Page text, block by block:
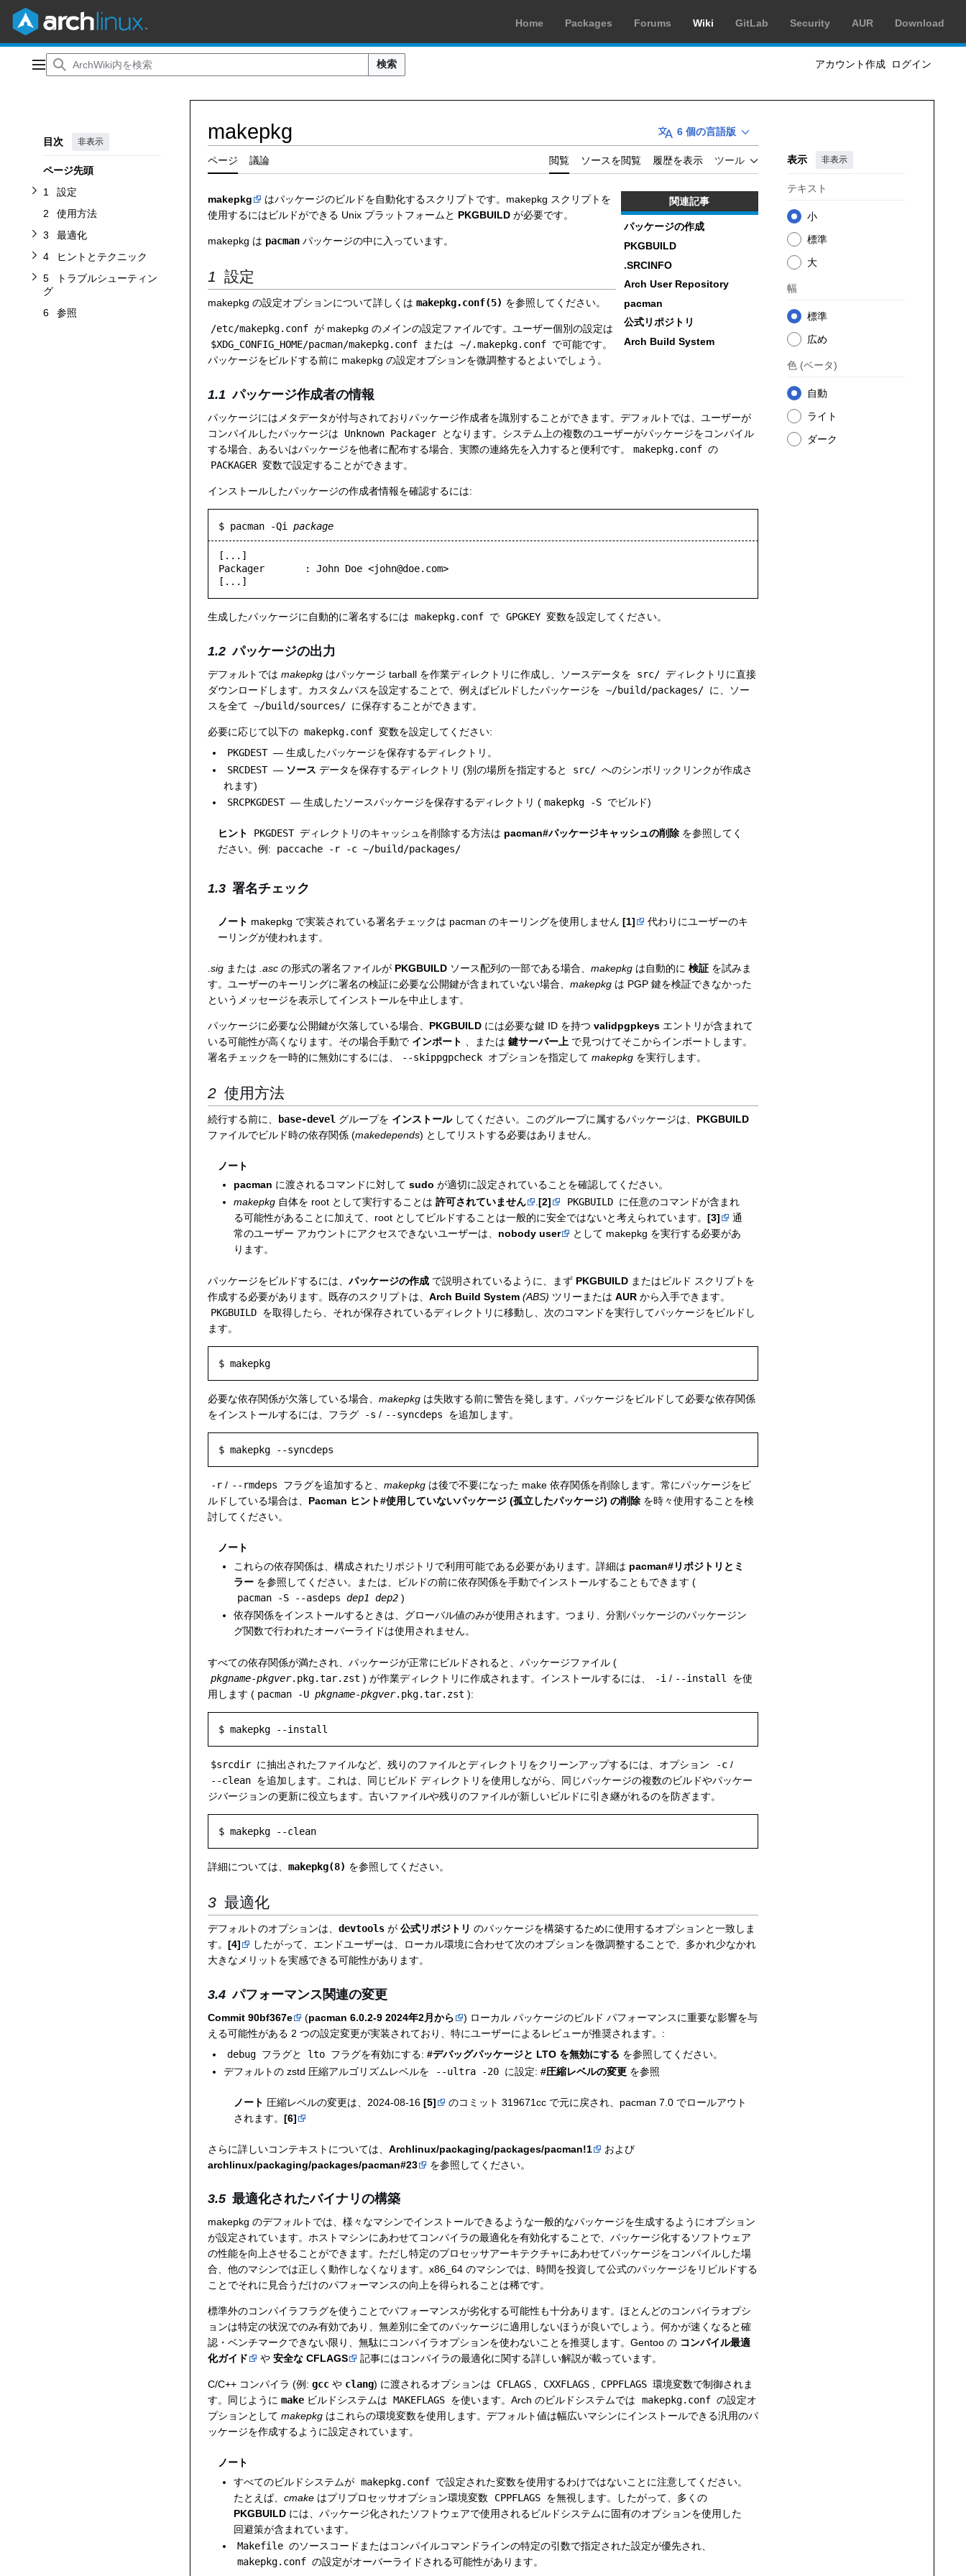
Home Packages Forums Wiki GitLab Security AUR Download
メインメニュー 検索 アカウント作成 ログイン
目次 非表示
ページ先頭
1
設定
設定サブセクションを切り替えます
2
使用方法
3
最適化
最適化サブセクションを切り替えます
4 ヒントとテクニック
ヒントとテクニックサブセクションを切り替えます
5
トラブルシューティン
グ
トラブルシューティングサブセクションを切り替えます
6 参照
makepkg 6 個の言語版
ページ 議論 閲覧 ソースを閲覧 履歴を表示 ツール 表示 非表示
テキスト
小
標準
大
幅
標準
広め
色 (ベータ)
自動
ライト
ダーク
関連記事
パッケージの作成
PKGBUILD
.SRCINFO
Arch User Repository
pacman
公式リポジトリ
Arch Build System
makepkg
はパッケージのビルドを自動化するスクリプトです。makepkg スクリプトを
使用するにはビルドができる Unix プラットフォームと PKGBUILD が必要です。
makepkg は pacman パッケージの中に入っています。
設定
makepkg の設定オプションについて詳しくは makepkg.conf(5) を参照してください。
/etc/makepkg.conf が makepkg のメインの設定ファイルです。ユーザー個別の設定は
$XDG_CONFIG_HOME/pacman/makepkg.conf
または ~/.makepkg.conf で可能です。
パッケージをビルドする前に makepkg の設定オプションを微調整するとよいでしょう。
パッケージ作成者の情報
パッケージにはメタデータが付与されておりパッケージ作成者を識別することができます。デフォルトでは、ユーザーが
コンパイルしたパッケージは
Unknown Packager
となります。システム上の複数のユーザーがパッケージをコンパイル
する場合、あるいはパッケージを他者に配布する場合、実際の連絡先を入力すると便利です。
makepkg.conf の
PACKAGER 変数で設定することができます。
インストールしたパッケージの作成者情報を確認するには:
$ pacman -Qi package
[...]
Packager       : John Doe <john@doe.com>
生成したパッケージに自動的に署名するには makepkg.conf で GPGKEY 変数を設定してください。
パッケージの出力
デフォルトでは makepkg はパッケージ tarball を作業ディレクトリに作成し、ソースデータを src/ ディレクトリに直接
ダウンロードします。カスタムパスを設定することで、例えばビルドしたパッケージを ~/build/packages/ に、ソー
スを全て ~/build/sources/ に保存することができます。
必要に応じて以下の makepkg.conf 変数を設定してください:
PKGDEST — 生成したパッケージを保存するディレクトリ。
SRCDEST — ソース データを保存するディレクトリ (別の場所を指定すると src/ へのシンボリックリンクが作成さ
れます)
SRCPKGDEST — 生成したソースパッケージを保存するディレクトリ ( makepkg -S でビルド)
ヒント PKGDEST ディレクトリのキャッシュを削除する方法は pacman#パッケージキャッシュの削除 を参照してく
ださい。例:
paccache -r -c ~/build/packages/
署名チェック
ノート makepkg で実装されている署名チェックは pacman のキーリングを使用しません [1]
代わりにユーザーのキ
ーリングが使われます。
.sig または .asc の形式の署名ファイルが PKGBUILD ソース配列の一部である場合、 makepkg は自動的に 検証 を試みま
す。ユーザーのキーリングに署名の検証に必要な公開鍵が含まれていない場合、 makepkg は PGP 鍵を検証できなかった
というメッセージを表示してインストールを中止します。
パッケージに必要な公開鍵が欠落している場合、 PKGBUILD には必要な鍵 ID を持つ validpgpkeys エントリが含まれて
いる可能性が高くなります。その場合手動で インポート 、または 鍵サーバー上 で見つけてそこからインポートします。
署名チェックを一時的に無効にするには、
--skippgpcheck オプションを指定してmakepkg を実行します。
使用方法
続行する前に、 base-devel グループを インストールしてください。このグループに属するパッケージは、 PKGBUILD
ファイルでビルド時の依存関係 (makedepends) としてリストする必要はありません。
ノート
pacman に渡されるコマンドに対してsudo が適切に設定されていることを確認してください。
makepkg 自体を root として実行することは許可されていません .[2] PKGBUILD に任意のコマンドが含まれ
る可能性があることに加えて、root としてビルドすることは一般的に安全ではないと考えられています。[3]
通
常のユーザー アカウントにアクセスできないユーザーは、 nobody user
として makepkg を実行する必要があ
ります。
パッケージをビルドするには、 パッケージの作成 で説明されているように、まず PKGBUILD またはビルド スクリプトを
作成する必要があります。既存のスクリプトは、 Arch Build System (ABS) ツリーまたは AUR から入手できます。
PKGBUILD を取得したら、それが保存されているディレクトリに移動し、次のコマンドを実行してパッケージをビルドし
ます。
必要な依存関係が欠落している場合、 makepkg は失敗する前に警告を発します。パッケージをビルドして必要な依存関係
をインストールするには、フラグ
-s / --syncdeps を追加します。
-r / --rmdeps フラグを追加すると、 makepkgは後で不要になった make 依存関係を削除します。常にパッケージをビ
ルドしている場合は、 Pacman ヒント#使用していないパッケージ (孤立したパッケージ) の削除 を時々使用することを検
討してください。
ノート
これらの依存関係は、構成されたリポジトリで利用可能である必要があります。詳細は pacman#リポジトリとミ
ラー を参照してください。または、ビルドの前に依存関係を手動でインストールすることもできます (
pacman -S --asdeps dep1 dep2 )
依存関係をインストールするときは、グローバル値のみが使用されます。つまり、分割パッケージのパッケージン
グ関数で行われたオーバーライドは使用されません。
すべての依存関係が満たされ、パッケージが正常にビルドされると、パッケージファイル (
pkgname-pkgver.pkg.tar.zst ) が作業ディレクトリに作成されます。インストールするには、 -i / --install
を使
用します ( pacman -Upkgname-pkgver.pkg.tar.zst ):
$srcdir に抽出されたファイルなど、残りのファイルとディレクトリをクリーンアップするには、オプション -c /
--clean を追加します。これは、同じビルド ディレクトリを使用しながら、同じパッケージの複数のビルドやパッケー
ジバージョンの更新に役立ちます。古いファイルや残りのファイルが新しいビルドに引き継がれるのを防ぎます。
詳細については、 makepkg(8) を参照してください。
最適化
デフォルトのオプションは、 devtools が 公式リポジトリ のパッケージを構築するために使用するオプションと一致しま
す。 [4]
したがって、エンドユーザーは、ローカル環境に合わせて次のオプションを微調整することで、多かれ少なかれ
大きなメリットを実感できる可能性があります。
パフォーマンス関連の変更
Commit 90bf367e (pacman 6.0.2-9 2024年2月から
) ローカル パッケージのビルド パフォーマンスに重要な影響を与
える可能性がある 2 つの設定変更が実装されており、特にユーザーによるレビューが推奨されます。:
debug フラグと lto フラグを有効にする:#デバッグパッケージと LTO を無効にする を参照してください。
デフォルトの zstd 圧縮アルゴリズムレベルを
--ultra -20 に設定: #圧縮レベルの変更を参照
ノート 圧縮レベルの変更は、2024-08-16[5]
のコミット 319671cc で元に戻され、pacman 7.0 でロールアウト
されます。[6]
さらに詳しいコンテキストについては、 Archlinux/packaging/packages/pacman!1
および
archlinux/packaging/packages/pacman#23
を参照してください。
最適化されたバイナリの構築
makepkg のデフォルトでは、様々なマシンでインストールできるような一般的なパッケージを生成するようにオプション
が設定されています。ホストマシンにあわせてコンパイラの最適化を有効化することで、パッケージ化するソフトウェア
の性能を向上させることができます。ただし特定のプロセッサアーキテクチャにあわせてパッケージをコンパイルした場
合、他のマシンでは正しく動作しなくなります。x86_64 のマシンでは、時間を投資して公式のパッケージをリビルドする
ことでそれに見合うだけのパフォーマンスの向上を得られることは稀です。
標準外のコンパイラフラグを使うことでパフォーマンスが劣化する可能性も十分あります。ほとんどのコンパイラオプシ
ョンは特定の状況でのみ有効であり、無差別に全てのパッケージに適用しないほうが良いでしょう。何かが速くなると確
認・ベンチマークできない限り、無駄にコンパイラオプションを使わないことを推奨します。Gentoo の コンパイル最適
化ガイド
や 安全な CFLAGS 記事にはコンパイラの最適化に関する詳しい解説が載っています。
C/C++ コンパイラ (例: gcc や clang) に渡されるオプションは CFLAGS , CXXFLAGS , CPPFLAGS 環境変数で制御されま
す。同じように make ビルドシステムは MAKEFLAGS を使います。Arch のビルドシステムでは makepkg.conf の設定オ
プションとして makepkg はこれらの環境変数を使用します。デフォルト値は幅広いマシンにインストールできる汎用のパ
ッケージを作成するように設定されています。
ノート
すべてのビルドシステムが makepkg.conf で設定された変数を使用するわけではないことに注意してください。
たとえば、cmake はプリプロセッサオプション環境変数 CPPFLAGS を無視します。したがって、多くの
PKGBUILD には、パッケージ化されたソフトウェアで使用されるビルドシステムに固有のオプションを使用した
回避策が含まれています。
Makefile のソースコードまたはコンパイルコマンドラインの特定の引数で指定された設定が優先され、
makepkg.conf の設定がオーバーライドされる可能性があります。